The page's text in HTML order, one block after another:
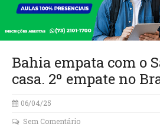
Bahia empata com o
casa. 2º empate no
06/04/25
Sem Comentário